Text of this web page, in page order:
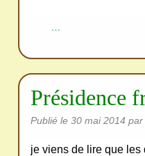
…
Présidence
Publié le 30 mai 2014 par
je viens de lire que les
san